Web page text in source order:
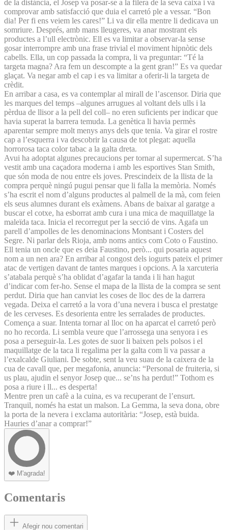
de la distància, el Josep va posar-se a la filera de la seva caixa i va
comprovar amb satisfacció que duia el carretó ple a vessar. “Bon
dia! Per fi ens veiem les cares!” Li va dir ella mentre li dedicava un
somriure. Després, amb mans lleugeres, va anar mostrant els
productes a l’ull electrònic. Ell es va limitar a observar-la sense
gosar interrompre amb una frase trivial el moviment hipnòtic dels
cabells. Ella, un cop passada la compra, li va preguntar: “Té la
targeta magna? Ara fem un descompte a la gent gran!” Es va quedar
glaçat. Va negar amb el cap i es va limitar a oferir-li la targeta de
crèdit.
En arribar a casa, es va contemplar al mirall de l’ascensor. Diria que
les marques del temps –algunes arrugues al voltant dels ulls i la
pèrdua de llisor a la pell del coll– no eren suficients per indicar que
havia superat la barrera temuda. La genètica li havia permès
aparentar sempre molt menys anys dels que tenia. Va girar el rostre
cap a l’esquerra i va descobrir la causa de tot plegat: aquella
horrorosa taca color tabac a la galta dreta.
Avui ha adoptat algunes precaucions per tornar al supermercat. S’ha
vestit amb una caçadora moderna i amb les esportives Stan Smith,
que són moda de nou entre els joves. Prescindeix de la llista de la
compra perquè ningú pugui pensar que li falla la memòria. Només
s’ha escrit el nom d’alguns productes al palmell de la mà, com feien
els seus alumnes durant els exàmens. Abans de baixar al garatge a
buscar el cotxe, ha esborrat amb cura i una mica de maquillatge la
maleïda taca. Inicia el recorregut per la secció de vins. Agafa un
parell d’ampolles de les denominacions Montsant i Costers del
Segre. Ni parlar dels Rioja, amb noms antics com Coto o Faustino.
Ell tenia un oncle que es deia Faustino, però... qui posaria aquest
nom a un nen ara? En arribar al congost dels iogurts pateix el primer
atac de vertigen davant de tantes marques i opcions. A la xarcuteria
s’atabala perquè s’ha oblidat d’agafar la tanda i li han hagut
d’indicar com fer-ho. Sense el mapa de la llista de la compra se sent
perdut. Diria que han canviat les coses de lloc des de la darrera
vegada. Deixa el carretó a la vora d’una nevera i busca el prestatge
de les cerveses. Es desorienta entre les serralades de productes.
Comença a suar. Intenta tornar al lloc on ha aparcat el carretó però
no ho recorda. Li sembla veure que l’arrossega una senyora i es
posa a perseguir-la. Les gotes de suor li baixen pels polsos i el
maquillatge de la taca li regalima per la galta com li va passar a
l’exalcalde Giuliani. De sobte, sent la veu suau de la caixera de la
cua de cavall que, per megafonia, anuncia: “Personal de fruiteria, si
us plau, ajudin el senyor Josep que... se’ns ha perdut!” Tothom es
posa a riure i ll... es desperta!
Mentre pren un cafè a la cuina, es va recuperant de l’ensurt.
Tranquil, només ha estat un malson. La Gemma, la seva dona, obre
la porta de la nevera i exclama autoritària: “Josep, està buida.
Hauries d’anar a comprar!”
❤️ M'agrada!
Comentaris
Afegir nou comentari